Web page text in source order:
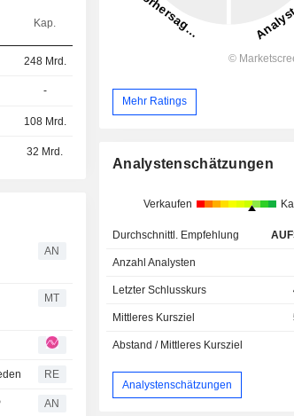
Kap.
248 Mrd.
-
108 Mrd.
32 Mrd.
AN
MT
RE
AN
Mehr Ratings
Analystenschätzungen
Verkaufen
Durchschnittl. Empfehlung
Anzahl Analysten
Letzter Schlusskurs
Mittleres Kursziel
Abstand / Mittleres Kursziel
Analystenschätzungen